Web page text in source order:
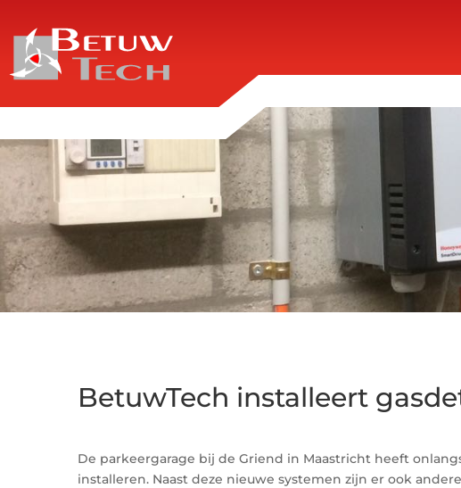
BetuwTech installeert
De parkeergarage bij de Griend in Maastricht heeft
installeren. Naast deze nieuwe systemen zijn er ook